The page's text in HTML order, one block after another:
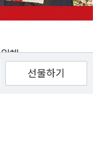
선물하기